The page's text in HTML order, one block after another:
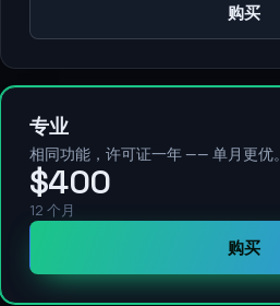
购买
专业
相同功能，许可证一年 —— 单月更优。
$400
12 个月
购买